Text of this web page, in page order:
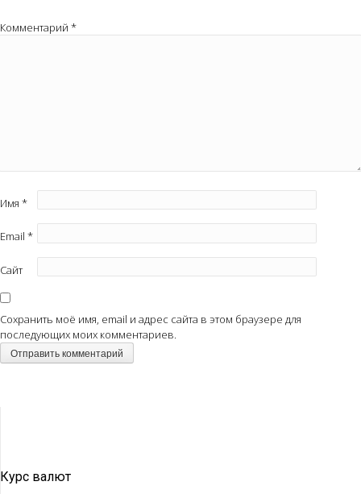
Комментарий *
Имя *
Email *
Сайт
Сохранить моё имя, email и адрес сайта в этом браузере для
последующих моих комментариев.
Курс валют